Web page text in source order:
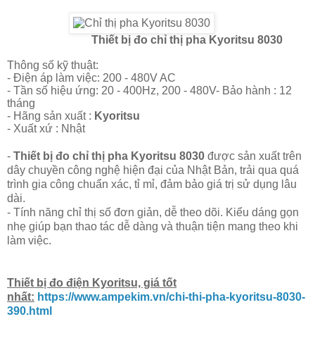
Thiết bị đo chỉ thị pha Kyoritsu 8030
Thông số kỹ thuật:
- Điện áp làm việc: 200 - 480V AC
- Tần số hiệu ứng: 20 - 400Hz, 200 - 480V- Bảo hành : 12
tháng
- Hãng sản xuất : Kyoritsu
- Xuất xứ : Nhật
- Thiết bị đo chỉ thị pha Kyoritsu 8030 được sản xuất trên
dây chuyền công nghệ hiện đại của Nhật Bản, trải qua quá
trình gia công chuẩn xác, tỉ mỉ, đảm bảo giá trị sử dụng lâu
dài.
- Tính năng chỉ thị số đơn giản, dễ theo dõi. Kiểu dáng gọn
nhẹ giúp bạn thao tác dễ dàng và thuận tiện mang theo khi
làm việc.
Thiết bị đo điện Kyoritsu, giá tốt
nhất: https://www.ampekim.vn/chi-thi-pha-kyoritsu-8030-
390.html